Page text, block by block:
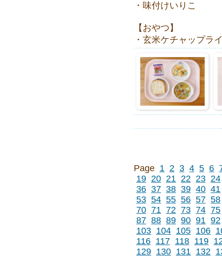
・味付けいりこ
【おやつ】
・玄米ケチャップラ
Page 1 2 3 4 5 6
19 20 21 22 23 24
36 37 38 39 40 41
53 54 55 56 57 58
70 71 72 73 74 75
87 88 89 90 91 92
103 104 105 106
116 117 118 119
129 130 131 132